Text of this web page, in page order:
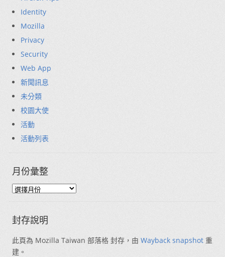
Identity
Mozilla
Privacy
Security
Web App
新聞訊息
未分類
校園大使
活動
活動列表
月份彙整
封存說明
此頁為 Mozilla Taiwan 部落格 封存，由 Wayback snapshot 重
建。